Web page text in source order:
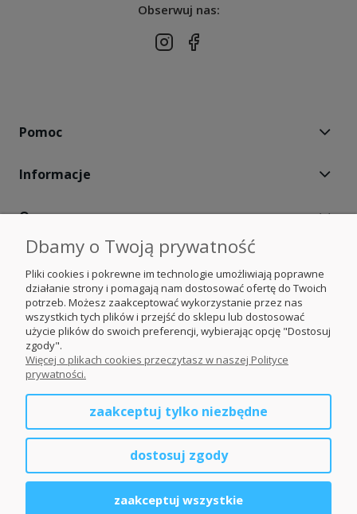
Obserwuj nas:
Pomoc
Informacje
O nas
Moje konto
Obserwuj nas
Nasze portale
Ogrodzenia Śląsk
Ogrodzenia Małopolskie
Ogrodzenia Opolskie
Dbamy o Twoją prywatność
Pliki cookies i pokrewne im technologie umożliwiają poprawne
działanie strony i pomagają nam dostosować ofertę do Twoich
potrzeb. Możesz zaakceptować wykorzystanie przez nas
wszystkich tych plików i przejść do sklepu lub dostosować
użycie plików do swoich preferencji, wybierając opcję "Dostosuj
zgody".
Więcej o plikach cookies przeczytasz w naszej Polityce
prywatności.
zaakceptuj tylko niezbędne
dostosuj zgody
zaakceptuj wszystkie